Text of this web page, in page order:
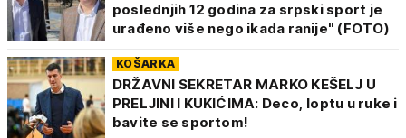
poslednjih 12 godina za srpski sport je
urađeno više nego ikada ranije" (FOTO)
KOŠARKA
DRŽAVNI SEKRETAR MARKO KEŠELJ U
PRELJINI I KUKIĆIMA: Deco, loptu u ruke i
bavite se sportom!